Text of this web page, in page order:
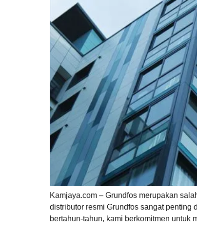
Kamjaya.com – Grundfos merupakan
distributor resmi Grundfos sangat
bertahun-tahun, kami berkomitmen